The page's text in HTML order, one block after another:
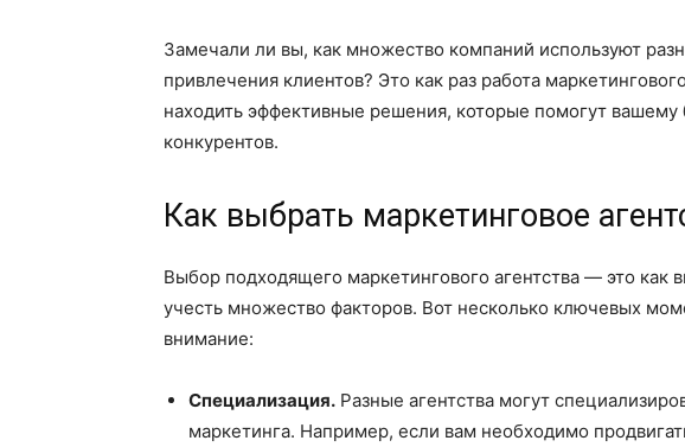
Замечали ли вы, как множество компаний используют
привлечения клиентов? Это как раз работа
находить эффективные решения, которые помогут вашему
конкурентов.
Как выбрать маркетинговое
Выбор подходящего маркетингового агентства — это как
учесть множество факторов. Вот несколько ключевых
внимание:
Специализация. Разные агентства могут
маркетинга. Например, если вам необходимо